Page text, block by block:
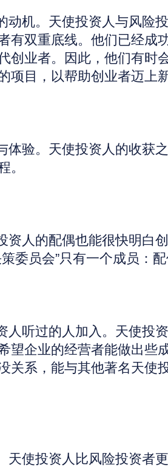
机。天使投资人与风险投
有双重底线。他们已经成
创业者。因此，他们有时
项目，以帮助创业者迈上
验。天使投资人的收获之
。
人的配偶也能很快明白创
委员会”只有一个成员：
听过的人加入。天使投资
望企业的经营者能做出些
关系，能与其他著名天使
使投资人比风险投资者更